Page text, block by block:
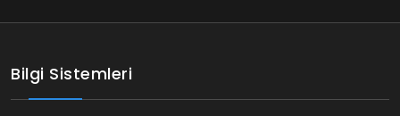
Bilgi Sistemleri